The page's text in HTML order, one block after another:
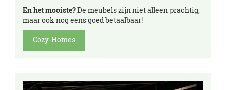
En het mooiste?De meubels zijn niet alleen prachtig,
maar ook nog eens goed betaalbaar!
Cozy-Homes